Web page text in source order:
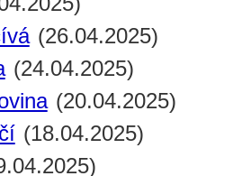
(26.04.2025)
(24.04.2025)
(20.04.2025)
(18.04.2025)